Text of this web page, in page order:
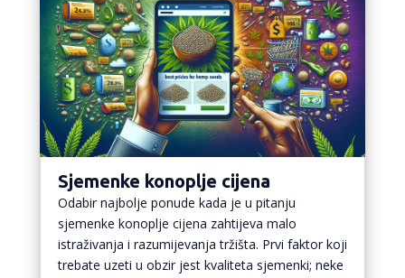
Sjemenke konoplje cijena
Odabir najbolje ponude kada je u pitanju
sjemenke konoplje cijena zahtijeva malo
istraživanja i razumijevanja tržišta. Prvi faktor koji
trebate uzeti u obzir jest kvaliteta sjemenki; neke